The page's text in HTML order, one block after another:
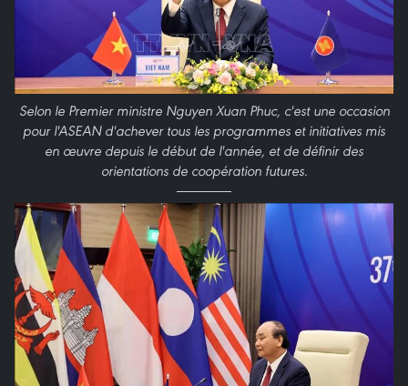
Selon le Premier ministre Nguyen Xuan Phuc, c'est une occasion
pour l'ASEAN d'achever tous les programmes et initiatives mis
en œuvre depuis le début de l'année, et de définir des
orientations de coopération futures.